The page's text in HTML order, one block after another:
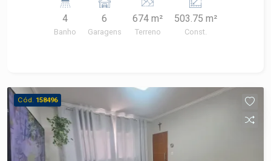
oferecendo praticidade e comodidade para
clientes e colaboradores. No piso térreo, o
barracão conta com ponte rolante, cabine de jato
proporcionando excelente estrutura para
operações industriais e logísticas. Na área
administrativa térrea, o imóvel dispõe de
banheiro amplo com 2 chuveiros, 2 bacias
sanitárias e 1 mictório, uma sala que era utilizada
4
Banho
6
Garagens
674 m²
Terreno
503.75 m²
Const.
Cód. 158496